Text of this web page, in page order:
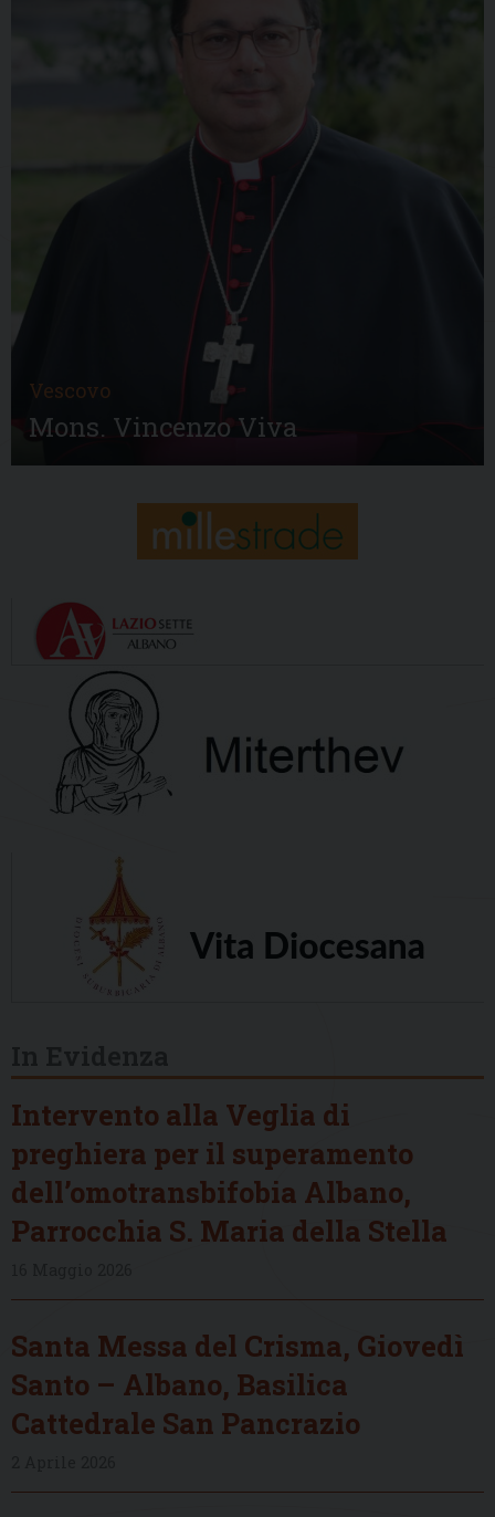
Vescovo
Mons. Vincenzo Viva
Intervento alla Veglia di
preghiera per il superamento
dell’omotransbifobia Albano,
Parrocchia S. Maria della Stella
Santa Messa del Crisma, Giovedì
Santo – Albano, Basilica
Cattedrale San Pancrazio